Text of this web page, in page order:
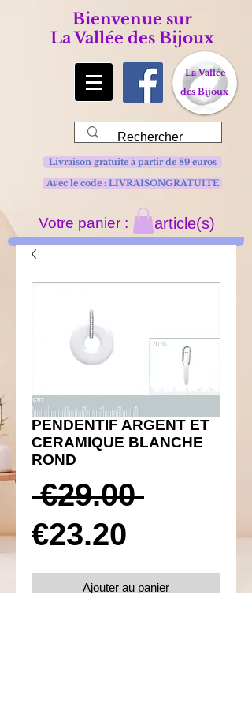
Bienvenue sur
La Vallée des Bijoux
La Vallée
des Bijoux
Avec le code : LIVRAISONGRATUITE
Livraison gratuite à partir de 89 euros
Votre panier : article(s)
PENDENTIF ARGENT ET
CERAMIQUE BLANCHE
ROND
€29.00 Prix
original
€23.20
Ajouter au panier